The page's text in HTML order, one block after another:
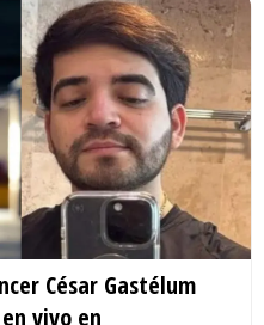
César Gastélum
vivo en